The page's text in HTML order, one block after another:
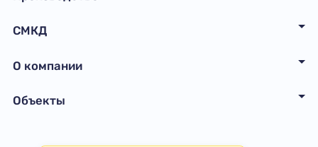
СМКД
О компании
Объекты